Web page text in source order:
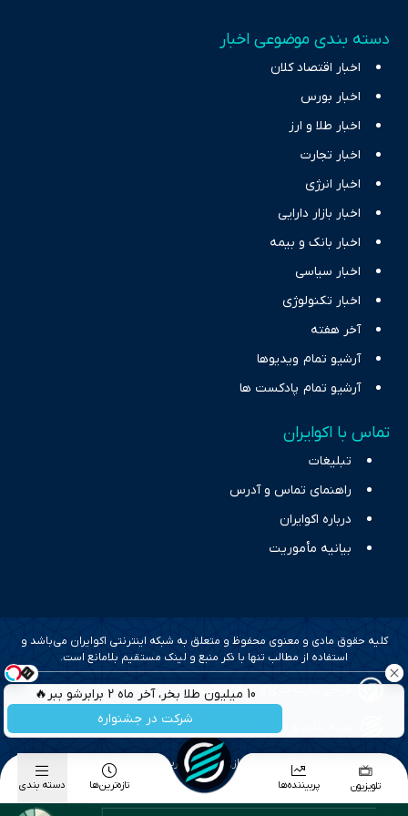
10 میلیون طلا بخر، آخر ماه 2 برابرشو ببر🔥
شرکت در جشنواره
دسته بندی موضوعی اخبار
اخبار اقتصاد کلان
اخبار بورس
اخبار طلا و ارز
اخبار تجارت
اخبار انرژی
اخبار بازار دارایی
اخبار بانک و بیمه
اخبار سیاسی
اخبار تکنولوژی
آخر هفته
آرشیو تمام ویدیوها
آرشیو تمام پادکست ها
تماس با اکوایران
تبلیغات
راهنمای تماس و آدرس
درباره اکوایران
بیانیه مأموریت
کلیه حقوق مادی و معنوی محفوظ و متعلق به شبکه اینترنتی اکوایران می‌باشد و
استفاده از مطالب تنها با ذکر منبع و لینک مستقیم بلامانع است.
طراحی سایت خبری و خبرگزاری آسام
بهینه سازی و سئو؛ گروه رسانه ای دنیای اقتصاد
طراحی گرافیک و پیاده سازی؛ برآیند تجربه
تلویزیون پربیننده‌ها تازه‌ترین‌ها دسته بندی